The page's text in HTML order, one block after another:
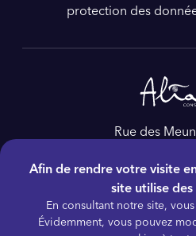
protection des
Rue des
Tél :+32 4
E-mail :
Afin de rendre votre visite
site utilise
En consultant notre site,
Évidemment, vous pouvez